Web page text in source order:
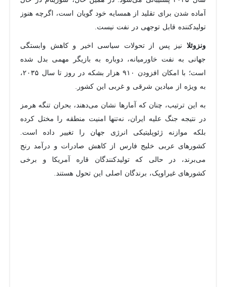
آماده شدن برای تقلید از همسایه خود گویان است، اگرچه هنوز
تولیدکننده قابل توجهی در نفت نیست.
ونزوئلا نیز پس از تحولات سیاسی اخیر و کاهش وابستگی
جهانی به نفت خاورمیانه، دوباره به بازیگر مهمی بدل شده
است؛ با امکان افزودن ۹۱۰ هزار بشکه در روز تا سال ۲۰۳۵،
به ویژه از میادین شرقی و غربی این کشور.
به این ترتیب، چنان که آمارها نشان می‌دهند، بحران تنگه هرمز
در نتیجه جنگ علیه ایران، نه‌تنها امنیت منطقه را مختل کرده
بلکه موازنه ژئوپلیتیکی انرژی جهان را تغییر داده است.
کشورهای عربی خلیج فارس از کاهش صادرات و درآمد رنج
می‌برند، در حالی که تولیدکنندگان قاره آمریکا و برخی
کشورهای غیراوپک، برندگان اصلی این تحول‌ هستند.